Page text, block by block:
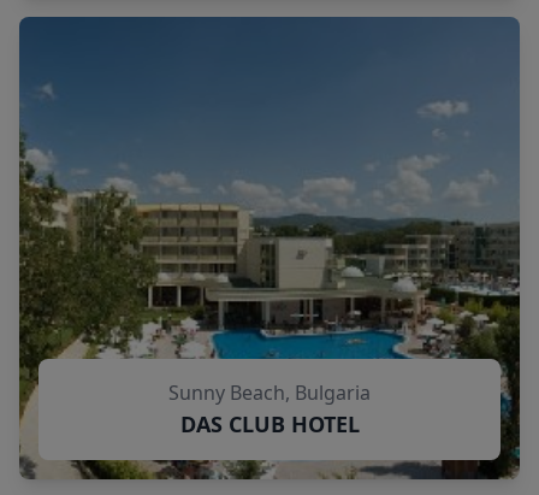
Sunny Beach, Bulgaria
DAS CLUB HOTEL